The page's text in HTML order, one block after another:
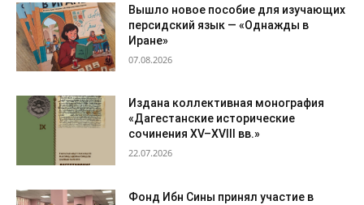
Вышло новое пособие для изучающих
персидский язык — «Однажды в
Иране»
07.08.2026
Издана коллективная монография
«Дагестанские исторические
сочинения XV–XVIII вв.»
22.07.2026
Фонд Ибн Сины принял участие в